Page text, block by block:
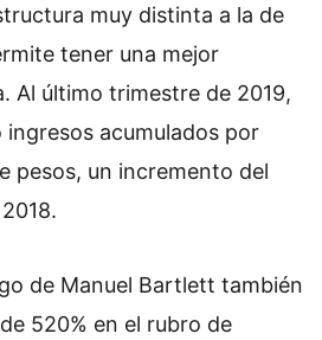
muy distinta a la de
tener una mejor
Al último trimestre de 2019,
acumulados por
pesos, un incremento del
de Manuel Bartlett también
520% en el rubro de